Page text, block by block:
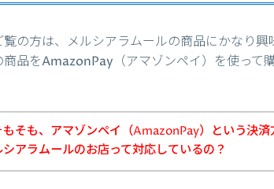
の方は、メルシアラムールの商品にかなり興
商品をAmazonPay（アマゾンペイ）を使って
もそも、アマゾンペイ（AmazonPay）という決済
シアラムールのお店って対応しているの？